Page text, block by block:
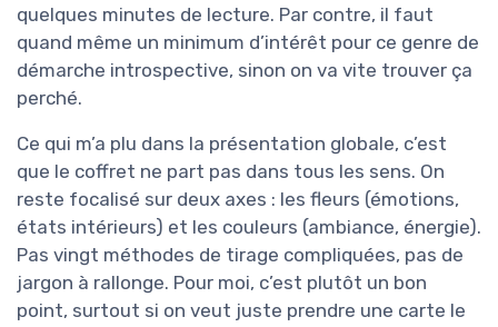
quelques minutes de lecture. Par contre, il faut
quand même un minimum d’intérêt pour ce genre de
démarche introspective, sinon on va vite trouver ça
perché.
Ce qui m’a plu dans la présentation globale, c’est
que le coffret ne part pas dans tous les sens. On
reste focalisé sur deux axes : les fleurs (émotions,
états intérieurs) et les couleurs (ambiance, énergie).
Pas vingt méthodes de tirage compliquées, pas de
jargon à rallonge. Pour moi, c’est plutôt un bon
point, surtout si on veut juste prendre une carte le